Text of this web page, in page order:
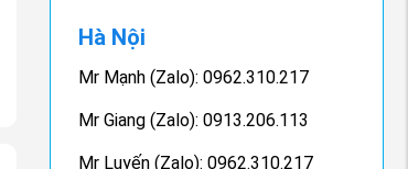
Hà Nội
Mr Mạnh (Zalo): 0962.310.217
Mr Giang (Zalo): 0913.206.113
Mr Luyến (Zalo): 0962.310.217